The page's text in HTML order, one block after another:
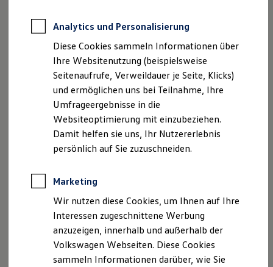
Professional Class bei Volkswagen
Behörden
Direktkunden
Sonderfahrzeuge
Anpfiff zum Gewinn
Elektromobilität
Elektroautos
ID. Tutorials
Elektrofahrzeugkonzepte
ID. EVERY1
Reichweite
Rekuperation
Laden unterwegs
Laden Zuhause
Ladestationen finden
Ladezeitensimulator
Batterie
Sicherheit
Impressum
Gelder & Sorg GmbH & Co. KG
Zeiler Strasse 45
97437 Haßfurt
Tel: 09521 92260
E-Mail:info@gelderundsorg.de
Amtsgericht Bamberg, HRA 5338
Geschäftsführer: Norbert Sorg, Rainer Hart
Die Firma Gelder & Sorg GmbH & Co. KG wird
vertreten durch die persönlich haftende
Gesellschafterin: Autohaus Hassberge GmbH, Zeiler
Strasse 45, 97437 Haßfurt
Analytics und Personalisierung
Diese Cookies sammeln Informationen über
Ihre Websitenutzung (beispielsweise
Seitenaufrufe, Verweildauer je Seite, Klicks)
und ermöglichen uns bei Teilnahme, Ihre
Umfrageergebnisse in die
Websiteoptimierung mit einzubeziehen.
Damit helfen sie uns, Ihr Nutzererlebnis
persönlich auf Sie zuzuschneiden.
Marketing
Wir nutzen diese Cookies, um Ihnen auf Ihre
Interessen zugeschnittene Werbung
anzuzeigen, innerhalb und außerhalb der
Volkswagen Webseiten. Diese Cookies
sammeln Informationen darüber, wie Sie